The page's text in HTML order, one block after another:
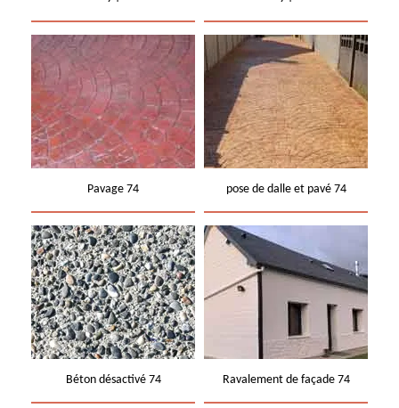
Pavage 74 pose de dalle et pavé 74
Béton désactivé 74 Ravalement de façade 74